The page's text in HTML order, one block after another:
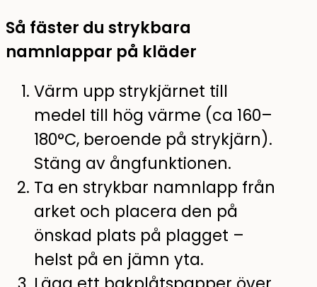
Så fäster du strykbara
namnlappar på kläder
Värm upp strykjärnet till
medel till hög värme (ca 160–
180°C, beroende på strykjärn).
Stäng av ångfunktionen.
Ta en strykbar namnlapp från
arket och placera den på
önskad plats på plagget –
helst på en jämn yta.